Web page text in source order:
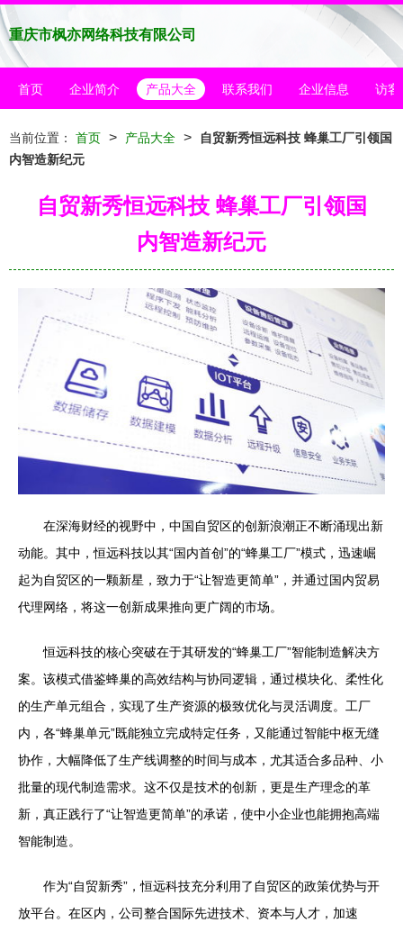
重庆市枫亦网络科技有限公司
首页 企业简介 产品大全 联系我们 企业信息 访客
当前位置： 首页 > 产品大全 >
自贸新秀恒远科技 蜂巢工厂引领国
内智造新纪元
自贸新秀恒远科技 蜂巢工厂引领国
内智造新纪元
在深海财经的视野中，中国自贸区的创新浪潮正不断涌现出新
动能。其中，恒远科技以其“国内首创”的“蜂巢工厂”模式，迅速崛
起为自贸区的一颗新星，致力于“让智造更简单”，并通过国内贸易
代理网络，将这一创新成果推向更广阔的市场。
恒远科技的核心突破在于其研发的“蜂巢工厂”智能制造解决方
案。该模式借鉴蜂巢的高效结构与协同逻辑，通过模块化、柔性化
的生产单元组合，实现了生产资源的极致优化与灵活调度。工厂
内，各“蜂巢单元”既能独立完成特定任务，又能通过智能中枢无缝
协作，大幅降低了生产线调整的时间与成本，尤其适合多品种、小
批量的现代制造需求。这不仅是技术的创新，更是生产理念的革
新，真正践行了“让智造更简单”的承诺，使中小企业也能拥抱高端
智能制造。
作为“自贸新秀”，恒远科技充分利用了自贸区的政策优势与开
放平台。在区内，公司整合国际先进技术、资本与人才，加速